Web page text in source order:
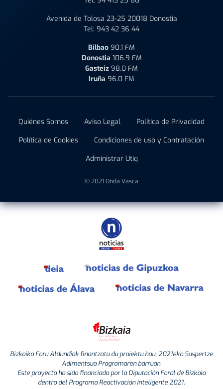
Avenida de Tolosa 23-25 20018 Donostia
Tel: 943 42 36 44
Bilbao 90.1 FM
Donostia 106.9 FM
Gasteiz 98.0 FM
Iruña 96.0 FM
Quiénes Somos Aviso Legal
Política de Privacidad
Política de Cookies
Condiciones de uso y Contratación
Administrar Utiq
© 2021 Onda Vasca
Bizkaiko Foru Aldundiak finantzatu du proiektu hau, 2021eko Suspertze
Adimentsua Programaren barruan.
Este proyecto ha sido financiado por la Diputación Foral de Bizkaia
dentro del Programa Reactivación Inteligente 2021.